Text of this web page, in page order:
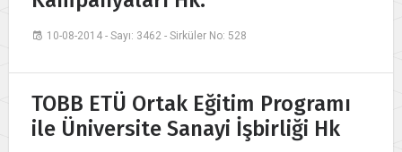
10-08-2014 - Sayı: 3462 - Sirküler No: 528
TOBB ETÜ Ortak Eğitim Programı
ile Üniversite Sanayi İşbirliği Hk